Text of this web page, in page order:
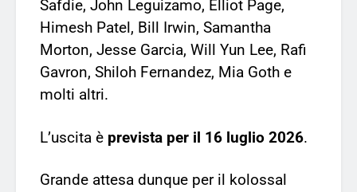
Safdie, John Leguizamo, Elliot Page,
Himesh Patel, Bill Irwin, Samantha
Morton, Jesse Garcia, Will Yun Lee, Rafi
Gavron, Shiloh Fernandez, Mia Goth e
molti altri.
L’uscita è prevista per il 16 luglio 2026.
Grande attesa dunque per il kolossal